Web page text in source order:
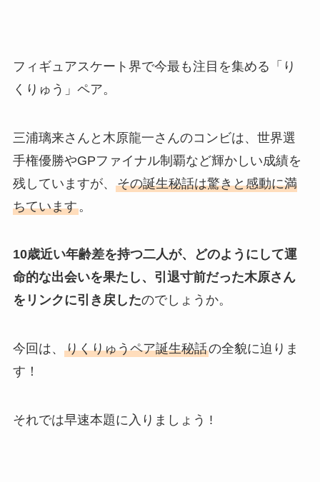
フィギュアスケート界で今最も注目を集める「り
くりゅう」ペア。
三浦璃来さんと木原龍一さんのコンビは、世界選
手権優勝やGPファイナル制覇など輝かしい成績を
残していますが、 その誕生秘話は驚きと感動に満
ちています。
10歳近い年齢差を持つ二人が、どのようにして運
命的な出会いを果たし、引退寸前だった木原さん
をリンクに引き戻したのでしょうか。
今回は、 りくりゅうペア誕生秘話の全貌に迫りま
す！
それでは早速本題に入りましょう !